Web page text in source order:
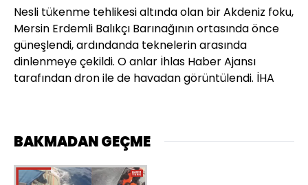
Nesli tükenme tehlikesi altında olan bir Akdeniz foku,
Mersin Erdemli Balıkçı Barınağının ortasında önce
güneşlendi, ardındanda teknelerin arasında
dinlenmeye çekildi. O anlar İhlas Haber Ajansı
tarafından dron ile de havadan görüntülendi. İHA
BAKMADAN GEÇME